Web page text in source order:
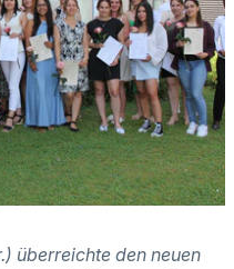
überreichte den neuen